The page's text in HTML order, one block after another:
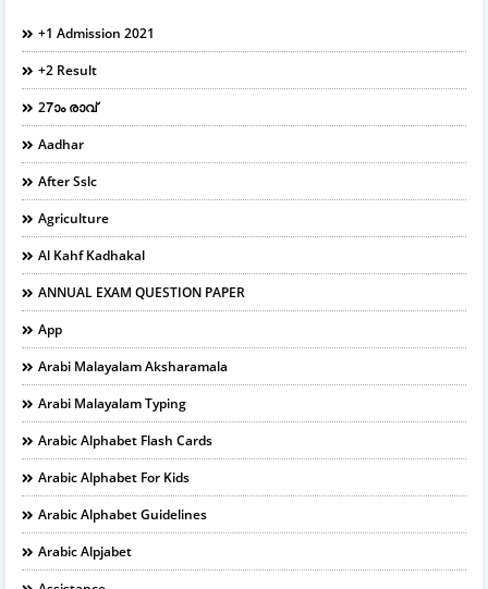
+1 Admission 2021
+2 Result
27ാം രാവ്
Aadhar
After Sslc
Agriculture
Al Kahf Kadhakal
ANNUAL EXAM QUESTION PAPER
App
Arabi Malayalam Aksharamala
Arabi Malayalam Typing
Arabic Alphabet Flash Cards
Arabic Alphabet For Kids
Arabic Alphabet Guidelines
Arabic Alpjabet